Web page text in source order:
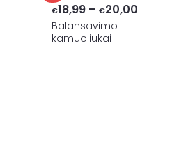
€18,99 – €20,00Price
Balansavimo
kamuoliukai